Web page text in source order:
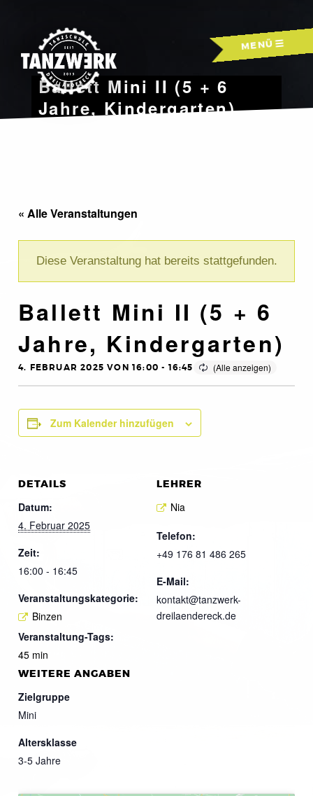
MENÜ
Ballett Mini II (5 + 6
Jahre, Kindergarten)
« Alle Veranstaltungen
Diese Veranstaltung hat bereits stattgefunden.
Ballett Mini II (5 + 6
Jahre, Kindergarten)
4. FEBRUAR 2025 VON 16:00 - 16:45
Zum Kalender hinzufügen
DETAILS
Datum:
4. Februar 2025
Zeit:
16:00 - 16:45
Veranstaltungskategorie:
Binzen
Veranstaltung-Tags:
45 min
LEHRER
Nia
Telefon:
+49 176 81 486 265
E-Mail:
kontakt@tanzwerk-
dreilaendereck.de
WEITERE ANGABEN
Zielgruppe
Mini
Altersklasse
3-5 Jahre